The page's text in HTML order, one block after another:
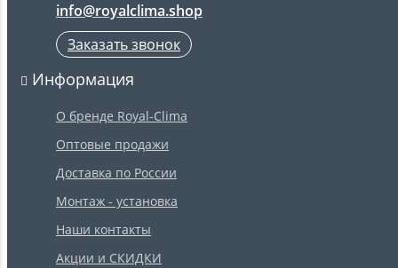
info@royalclima.shop
Заказать звонок
Информация
О бренде Royal-Clima
Оптовые продажи
Доставка по России
Монтаж - установка
Наши контакты
Акции и СКИДКИ